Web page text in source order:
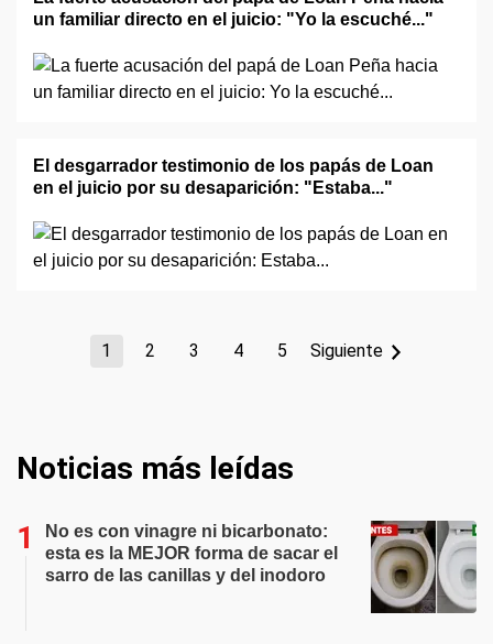
un familiar directo en el juicio: "Yo la escuché..."
El desgarrador testimonio de los papás de Loan
en el juicio por su desaparición: "Estaba..."
1 2 3 4 5 Siguiente
Noticias más leídas
No es con vinagre ni bicarbonato:
esta es la MEJOR forma de sacar el
sarro de las canillas y del inodoro